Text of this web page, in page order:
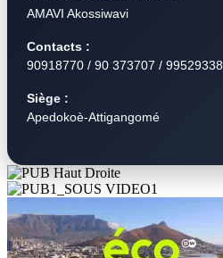
AMAVI Akossiwavi
Contacts :
90918770 / 90 373707 / 99529338
Siège :
Apedokoè-Attigangomé